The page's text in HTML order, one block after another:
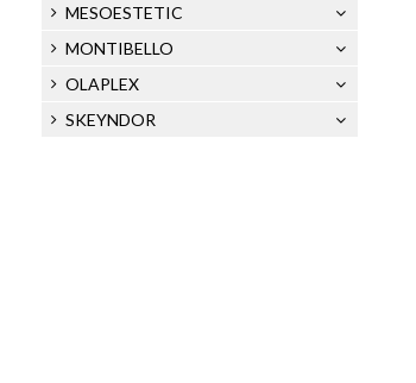
MESOESTETIC
MONTIBELLO
OLAPLEX
SKEYNDOR